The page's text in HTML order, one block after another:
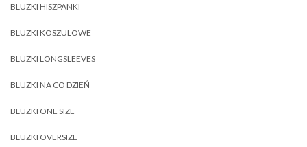
BLUZKI HISZPANKI
BLUZKI KOSZULOWE
BLUZKI LONGSLEEVES
BLUZKI NA CO DZIEŃ
BLUZKI ONE SIZE
BLUZKI OVERSIZE